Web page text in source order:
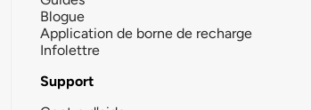
Blogue
Application de borne de recharge
Infolettre
Support